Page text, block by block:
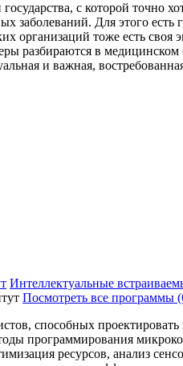
с которой точно
заболеваний. Для этого
организаций тоже есть
разбираются в
и важная,
Интеллектуальные
Посмотреть все программы
способных
программирования
ресурсов, анализ